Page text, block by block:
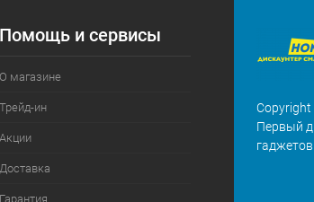
Помощь и сервисы
О магазине
Трейд-ин
Акции
Доставка
Гарантия
Copyright
Первый